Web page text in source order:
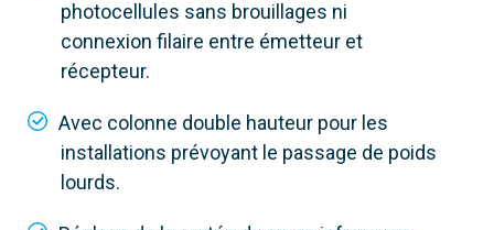
photocellules sans brouillages ni
connexion filaire entre émetteur et
récepteur.
Avec colonne double hauteur pour les
installations prévoyant le passage de poids
lourds.